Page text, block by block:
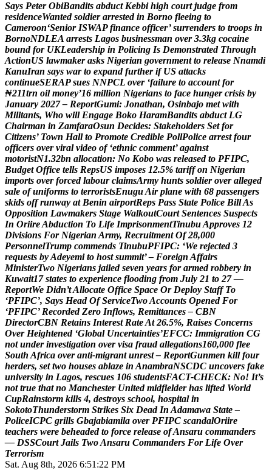
Says Peter ObiBandits abduct Kebbi high court judge from
residenceWanted soldier arrested in Borno fleeing to
Cameroon‘Senior ISWAP finance officer’ surrenders to troops in
BornoNDLEA arrests Lagos businessman over 3.3kg cocaine
bound for UKLeadership in Policing Is Demonstrated Through
ActionUS lawmaker asks Nigerian government to release Nnamdi
KanuIran says war to expand further if US attacks
continueSERAP sues NNPCL over ‘failure to account for
₦211trn oil money’16 million Nigerians to face hunger crisis by
January 2027 – ReportGumi: Jonathan, Osinbajo met with
Militants, Who will Engage Boko HaramBandits abduct LG
Chairman in ZamfaraOsun Decides: Stakeholders Set for
Citizens’ Town Hall to Promote Credible PollPolice arrest four
officers over viral video of ‘ethnic comment’ against
motoristN1.32bn allocation: No Kobo was released to PFIPC,
Budget Office tells RepsUS imposes 12.5% tariff on Nigerian
imports over forced labour claimsArmy hunts soldier over alleged
sale of uniforms to terroristsEnuguAir plane with 68 passengers
skids off runway at Benin airportReps Pass State Police BillAs
Opposition Lawmakers Stage WalkoutCourt Sentences Suspects
In OriireAbduction To Life ImprisonmentTinubuApproves 12
Divisions For Nigerian Army, Recruitment Of 28,000
PersonnelTrump commends TinubuPFIPC: ‘We rejected 3
requests byAdeyemi to host summit’ – Foreign Affairs
MinisterTwo Nigerians jailed seven years for armed robbery in
Kuwait17 states to experience flooding from July 21 to 27 —
ReportWe Didn’tAllocate Office Space Or Deploy Staff To
‘PFIPC’, Says Head Of ServiceTwoAccounts Opened For
‘PFIPC’ Recorded Zero Inflows, Remittances – CBN
DirectorCBN Retains Interest RateAt 26.5%, Raises Concerns
Over Heightened ‘Global Uncertainties’EFCC: Immigration CG
not under investigation over visa fraud allegations160,000 flee
South Africa over anti-migrant unrest – ReportGunmen kill four
herders, set two houses ablaze in AnambraNSCDC uncovers fake
university in Lagos, rescues 106 studentsFACT-CHECK: No! It’s
not true that no Manchester United midfielder has lifted World
CupRainstorm kills 4, destroys school, hospital in
SokotoThunderstorm Strikes Six Dead In Adamawa State –
PoliceICPC grills Gbajabiamila over PFIPC scandalOriire
teachers were beheaded to force release ofAnsaru commanders
— DSSCourt Jails TwoAnsaru Commanders For Life Over
Terrorism
Sat. Aug 8th, 2026 6:51:23 PM